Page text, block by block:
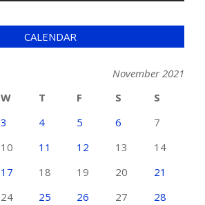
CALENDAR
November 2021
W T F S
S
3 4 5 6
7
10 11 12 13
14
17 18 19 20
21
24 25 26 27
28